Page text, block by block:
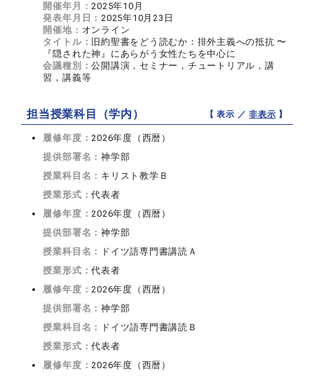
開催年月：2025年10月
発表年月日：2025年10月23日
開催地： オンライン
タイトル：
旧約聖書をどう読むか：排外主義への抵抗 〜
『隠された神』にあらがう女性たちを中心に
会議種別：公開講演，セミナー，チュートリアル，講
習，講義等
担当授業科目（学内） 【 表示 ／非表示 】
履修年度：2026年度（西暦）
提供部署名：神学部
授業科目名： キリスト教学Ｂ
授業形式：代表者
履修年度：2026年度（西暦）
提供部署名：神学部
授業科目名：
ドイツ語専門書講読Ａ
授業形式：代表者
履修年度：2026年度（西暦）
提供部署名：神学部
授業科目名：
ドイツ語専門書講読Ｂ
授業形式：代表者
履修年度：2026年度（西暦）